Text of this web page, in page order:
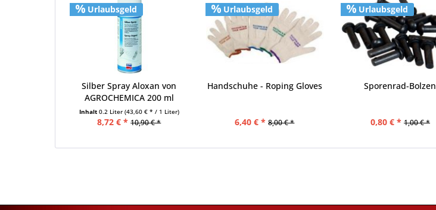
Urlaubsgeld
Silber Spray Aloxan von
AGROCHEMICA 200 ml
Inhalt 0.2 Liter (43,60 € * / 1 Liter)
8,72 € * 10,90 € *
Urlaubsgeld
Handschuhe - Roping Gloves
6,40 € * 8,00 € *
Urlaubsgeld
Sporenrad-Bolzen
0,80 € * 1,00 € *